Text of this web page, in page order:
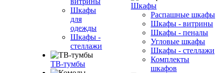
Шкафы
для
одежды
Шкафы -
стеллажи
ТВ-тумбы
Шкафы
Распашные шкафы
Шкафы - витрины
Шкафы - пеналы
Угловые шкафы
Шкафы - стеллажи
Комплекты
шкафов